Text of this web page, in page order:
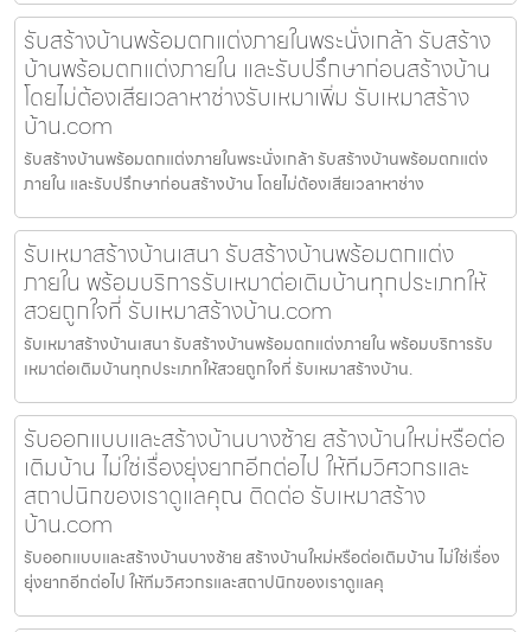
รับสร้างบ้านพร้อมตกแต่งภายในพระนั่งเกล้า รับสร้าง
บ้านพร้อมตกแต่งภายใน และรับปรึกษาก่อนสร้างบ้าน
โดยไม่ต้องเสียเวลาหาช่างรับเหมาเพิ่ม รับเหมาสร้าง
บ้าน.com
รับสร้างบ้านพร้อมตกแต่งภายในพระนั่งเกล้า รับสร้างบ้านพร้อมตกแต่ง
ภายใน และรับปรึกษาก่อนสร้างบ้าน โดยไม่ต้องเสียเวลาหาช่าง
รับเหมาสร้างบ้านเสนา รับสร้างบ้านพร้อมตกแต่ง
ภายใน พร้อมบริการรับเหมาต่อเติมบ้านทุกประเภทให้
สวยถูกใจที่ รับเหมาสร้างบ้าน.com
รับเหมาสร้างบ้านเสนา รับสร้างบ้านพร้อมตกแต่งภายใน พร้อมบริการรับ
เหมาต่อเติมบ้านทุกประเภทให้สวยถูกใจที่ รับเหมาสร้างบ้าน.
รับออกแบบและสร้างบ้านบางซ้าย สร้างบ้านใหม่หรือต่อ
เติมบ้าน ไม่ใช่เรื่องยุ่งยากอีกต่อไป ให้ทีมวิศวกรและ
สถาปนิกของเราดูแลคุณ ติดต่อ รับเหมาสร้าง
บ้าน.com
รับออกแบบและสร้างบ้านบางซ้าย สร้างบ้านใหม่หรือต่อเติมบ้าน ไม่ใช่เรื่อง
ยุ่งยากอีกต่อไป ให้ทีมวิศวกรและสถาปนิกของเราดูแลคุ